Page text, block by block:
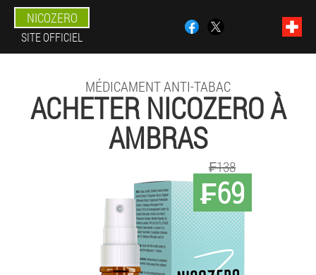
NICOZERO
SITE OFFICIEL
MÉDICAMENT ANTI-TABAC
ACHETER NICOZERO À
AMBRAS
₣69
₣138